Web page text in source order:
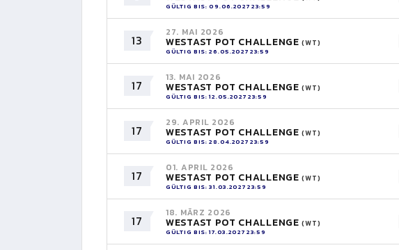
GÜLTIG BIS: 09.06.2027 23:59
13
27. MAI 2026
WESTAST POT CHALLENGE(WT)
GÜLTIG BIS: 26.05.2027 23:59
17
13. MAI 2026
WESTAST POT CHALLENGE(WT)
GÜLTIG BIS: 12.05.2027 23:59
17
29. APRIL 2026
WESTAST POT CHALLENGE(WT)
GÜLTIG BIS: 28.04.2027 23:59
17
01. APRIL 2026
WESTAST POT CHALLENGE(WT)
GÜLTIG BIS: 31.03.2027 23:59
17
18. MÄRZ 2026
WESTAST POT CHALLENGE(WT)
GÜLTIG BIS: 17.03.2027 23:59